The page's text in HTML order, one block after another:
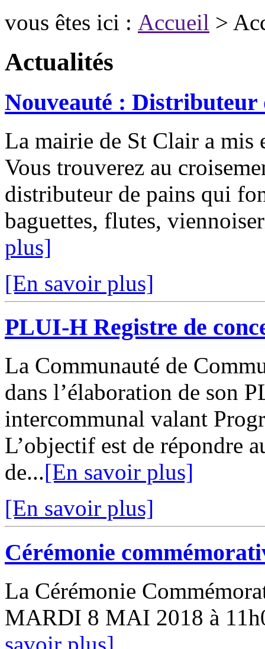
vous êtes ici : Accueil >
Actualités
Nouveauté : Distributeur
La mairie de St Clair a mis
Vous trouverez au
distributeur de pains qui
baguettes, flutes,
plus]
[En savoir plus]
PLUI-H Registre de
La Communauté de
dans l’élaboration de son
intercommunal valant
L’objectif est de répondre
de...[En savoir plus]
[En savoir plus]
Cérémonie
La Cérémonie
MARDI 8 MAI 2018 à
savoir plus]